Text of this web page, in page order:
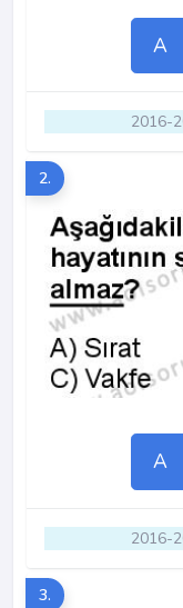
A
2016-
2.
A
2016-
3.